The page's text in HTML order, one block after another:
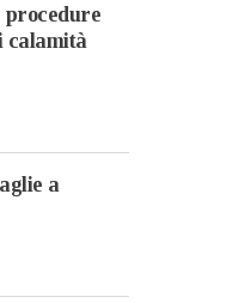
procedure
calamità
a